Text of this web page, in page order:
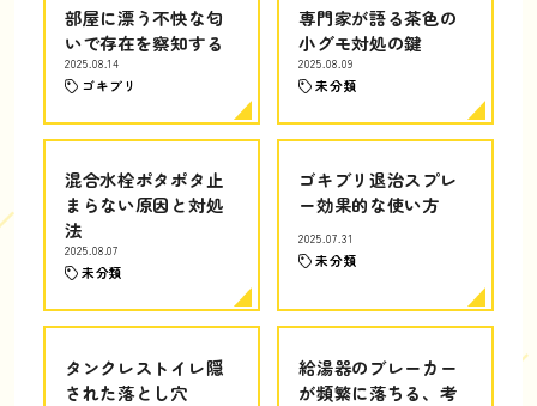
部屋に漂う不快な匂
いで存在を察知する
2025.08.14
ゴキブリ
専門家が語る茶色の
小グモ対処の鍵
2025.08.09
未分類
混合水栓ポタポタ止
まらない原因と対処
法
2025.08.07
未分類
ゴキブリ退治スプレ
ー効果的な使い方
2025.07.31
未分類
タンクレストイレ隠
された落とし穴
給湯器のブレーカー
が頻繁に落ちる、考